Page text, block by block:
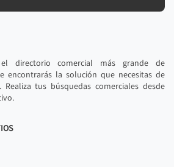
directorio comercial más grande de
encontrarás la solución que necesitas de
tus búsquedas comerciales desde